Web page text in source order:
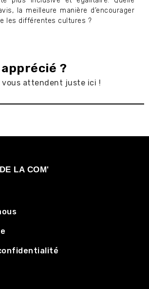
la meilleure manière d’encourager
les différentes cultures ?
?
vous attendent juste ici !
LA COM'